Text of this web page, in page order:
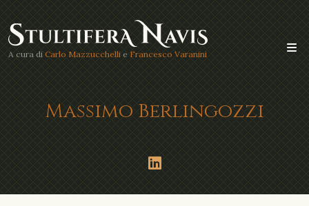
A cura di Carlo Mazzucchelli e Francesco Varanini
Massimo Berlingozzi